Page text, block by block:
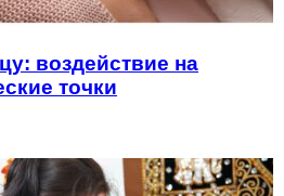
воздействие на
точки